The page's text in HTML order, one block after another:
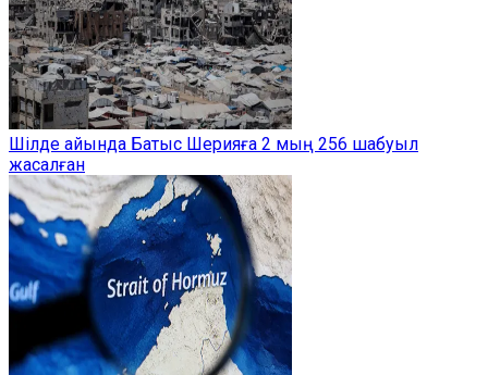
Шілде айында Батыс Шерияға 2 мың 256 шабуыл
жасалған